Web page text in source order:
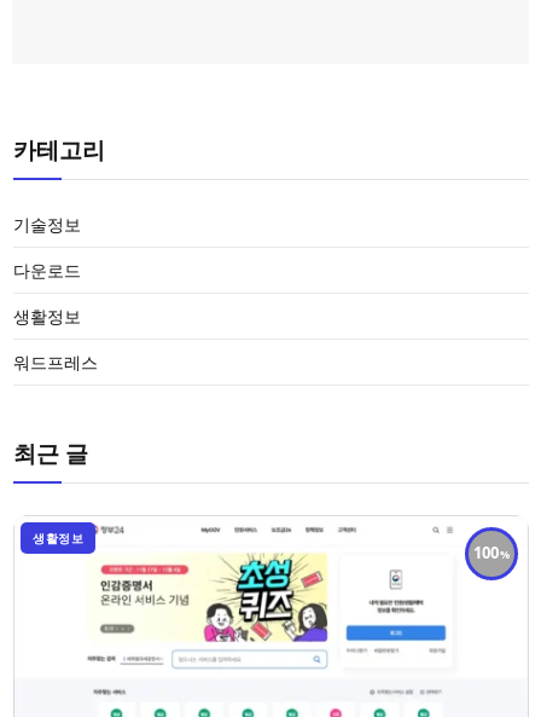
카테고리
기술정보
다운로드
생활정보
워드프레스
최근 글
100
생활정보